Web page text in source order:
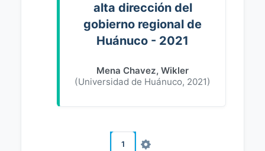
alta dirección del
gobierno regional de
Huánuco - 2021
Mena Chavez, Wikler
(Universidad de Huánuco, 2021)
1